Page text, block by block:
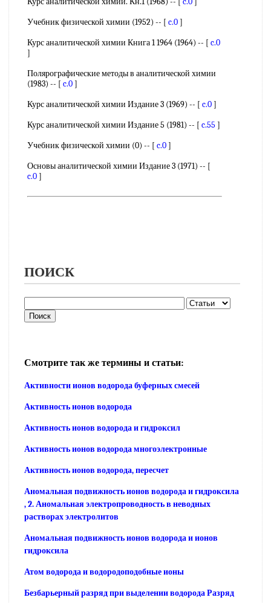
Учебник физической химии (1952) -- [ c.0]
Курс аналитической химии Книга 1 1964 (1964) -- [ c.0
]
Полярографические методы в аналитической химии
(1983) -- [ c.0]
Курс аналитической химии Издание 3 (1969) -- [ c.0]
Курс аналитической химии Издание 5 (1981) -- [ c.55 ]
Учебник физической химии (0) -- [ c.0]
Основы аналитической химии Издание 3 (1971) -- [
c.0]
ПОИСК
Смотрите так же термины и статьи:
Активности ионов водорода буферных смесей
Активность ионов водорода
Активность ионов водорода и гидроксил
Активность ионов водорода многоэлектронные
Активность ионов водорода, пересчет
Аномальная подвижность ионов водорода и гидроксила
, 2. Аномальная электропроводность в неводных
растворах электролитов
Аномальная подвижность ионов водорода и ионов
гидроксила
Атом водорода и водородоподобные ионы
Безбарьерный разряд при выделении водорода Разряд